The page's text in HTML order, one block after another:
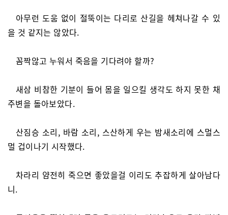
아무런 도움 없이 절뚝이는 다리로 산길을 헤쳐나갈 수 있
을 것 같지는 않았다.
꼼짝않고 누워서 죽음을 기다려야 할까?
새삼 비참한 기분이 들어 몸을 일으킬 생각도 하지 못한 채
주변을 돌아보았다.
산짐승 소리, 바람 소리, 스산하게 우는 밤새소리에 스멀스
멀 겁이나기 시작했다.
차라리 얌전히 죽으면 좋았을걸 이리도 추잡하게 살아남다
니.